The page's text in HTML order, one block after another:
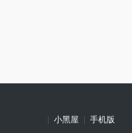
小黑屋 手机版